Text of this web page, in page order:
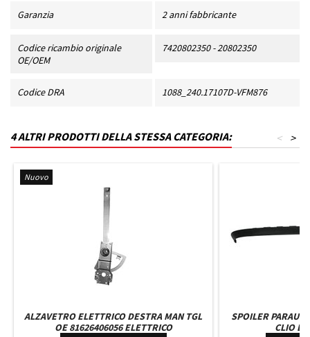
Garanzia 2 anni fabbricante
Codice ricambio originale
OE/OEM
7420802350 - 20802350
Codice DRA 1088_240.17107D-VFM876
4 ALTRI PRODOTTI DELLA STESSA CATEGORIA: >
<
Nuovo
ALZAVETRO ELETTRICO DESTRA MAN TGL
OE 81626406056 ELETTRICO
SPOILER
CLIO